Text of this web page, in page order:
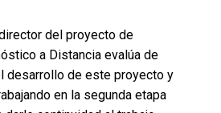
del proyecto de
a Distancia evalúa de
desarrollo de este proyecto y
en la segunda etapa